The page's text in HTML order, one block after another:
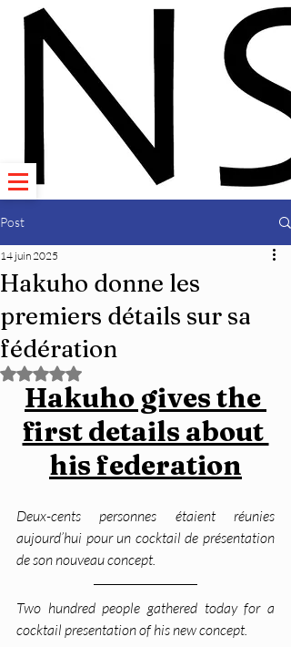
Post
Hakuho donne les
premiers détails sur sa
fédération
14 juin 2025
Noté NaN étoiles sur 5.
Hakuho gives the
first details about
his federation
Deux-cents personnes étaient réunies
aujourd’hui pour un cocktail de présentation
de son nouveau concept.
Two hundred people gathered today for a
cocktail presentation of his new concept.